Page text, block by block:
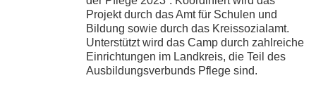
Projekt durch das Amt für Schulen und
Bildung sowie durch das Kreissozialamt.
Unterstützt wird das Camp durch zahlreiche
Einrichtungen im Landkreis, die Teil des
Ausbildungsverbunds Pflege sind.